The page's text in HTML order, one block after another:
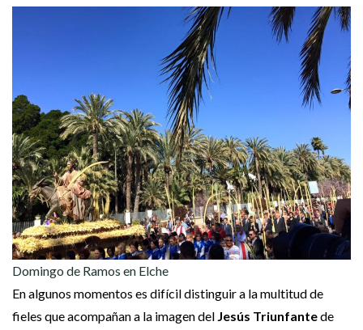
Domingo de Ramos en Elche
En algunos momentos es difícil distinguir a la multitud de
fieles que acompañan a la imagen del Jesús Triunfantede